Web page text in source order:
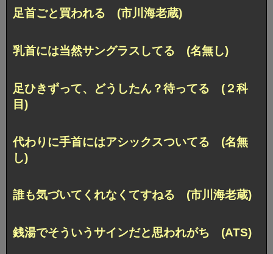
足首ごと買われる (市川海老蔵)
乳首には当然サングラスしてる (名無し)
足ひきずって、どうしたん？待ってる (２科
目)
代わりに手首にはアシックスついてる (名無
し)
誰も気づいてくれなくてすねる (市川海老蔵)
銭湯でそういうサインだと思われがち (ATS)